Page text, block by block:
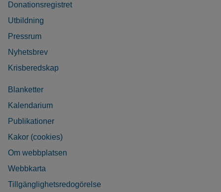
Donationsregistret
Utbildning
Pressrum
Nyhetsbrev
Krisberedskap
Blanketter
Kalendarium
Publikationer
Kakor (cookies)
Om webbplatsen
Webbkarta
Tillgänglighetsredogörelse